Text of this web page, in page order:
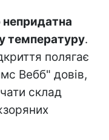
температуру.
полягає
Вебб" довів,
склад